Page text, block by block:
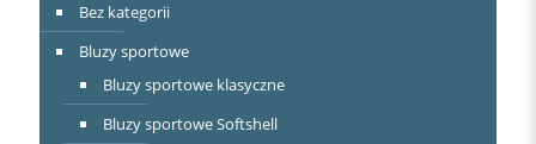
Bez kategorii
Bluzy sportowe
Bluzy sportowe klasyczne
Bluzy sportowe Softshell